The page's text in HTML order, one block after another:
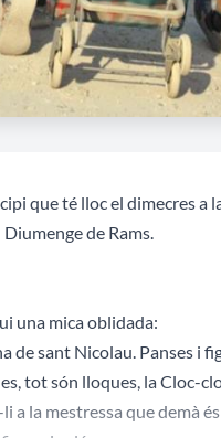
que té lloc el dimecres a
de Rams.
una mica oblidada:
sant Nicolau. Panses i
tot són lloques, la Cloc-
a la mestressa que demà